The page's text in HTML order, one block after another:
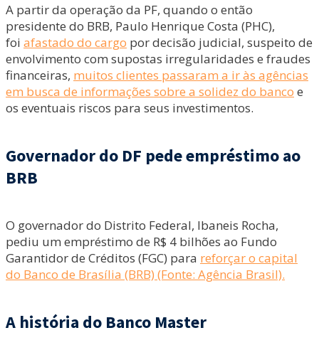
A partir da operação da PF, quando o então
presidente do BRB, Paulo Henrique Costa (PHC),
foi afastado do cargo por decisão judicial, suspeito de
envolvimento com supostas irregularidades e fraudes
financeiras, muitos clientes passaram a ir às agências
em busca de informações sobre a solidez do banco e
os eventuais riscos para seus investimentos.
Governador do DF pede empréstimo ao
BRB
O governador do Distrito Federal, Ibaneis Rocha,
pediu um empréstimo de R$ 4 bilhões ao Fundo
Garantidor de Créditos (FGC) para reforçar o capital
do Banco de Brasília (BRB) (Fonte: Agência Brasil).
A história do Banco Master